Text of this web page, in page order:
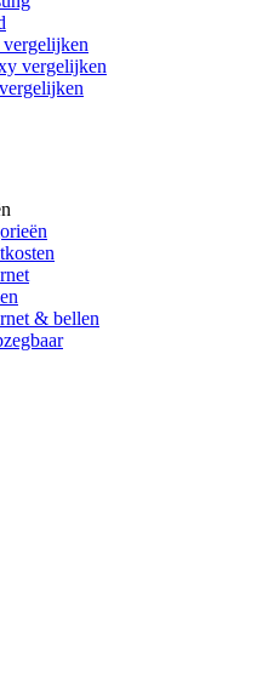
vergelijken
& bellen